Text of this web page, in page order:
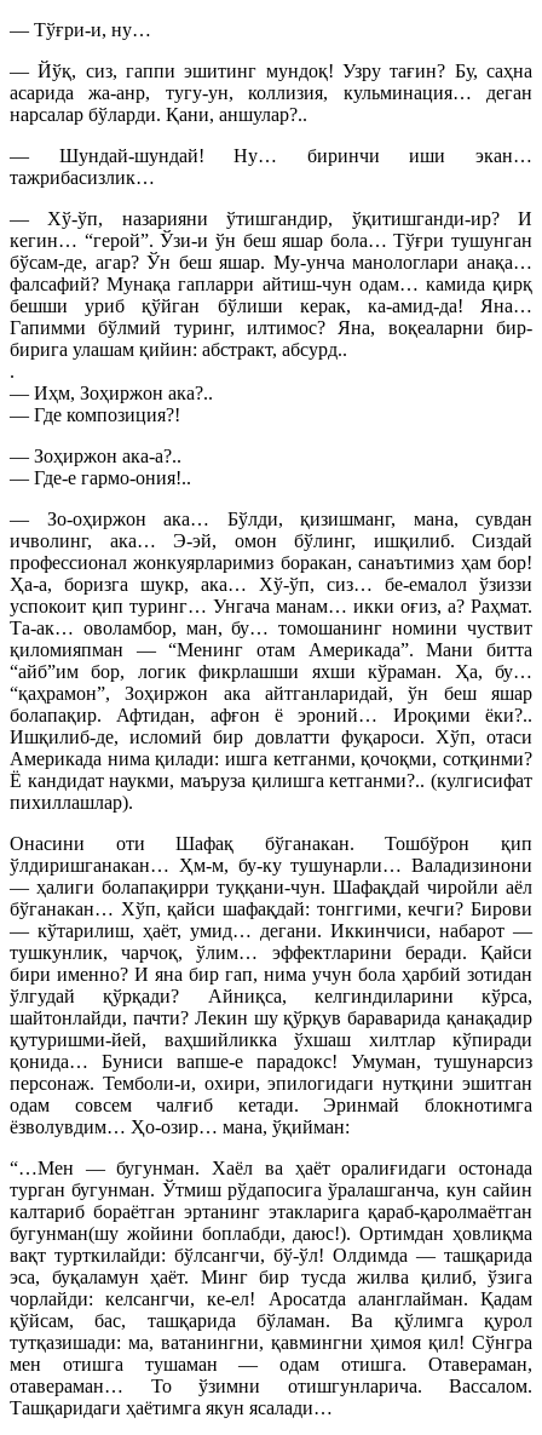
— Тўғри-и, ну…
— Йўқ, сиз, гаппи эшитинг мундоқ! Узру тағин? Бу, саҳна
асарида жа-анр, тугу-ун, коллизия, кульминация… деган
нарсалар бўларди. Қани, аншулар?..
— Шундай-шундай! Ну… биринчи иши экан…
тажрибасизлик…
— Хў-ўп, назарияни ўтишгандир, ўқитишганди-ир? И
кегин… “герой”. Ўзи-и ўн беш яшар бола… Тўғри тушунган
бўсам-де, агар? Ўн беш яшар. Му-унча манологлари анақа…
фалсафий? Мунақа гапларри айтиш-чун одам… камида қирқ
бешши уриб қўйган бўлиши керак, ка-амид-да! Яна…
Гапимми бўлмий туринг, илтимос? Яна, воқеаларни бир-
бирига улашам қийин: абстракт, абсурд..
.
— Иҳм, Зоҳиржон ака?..
— Где композиция?!
— Зоҳиржон ака-а?..
— Где-е гармо-ония!..
— Зо-оҳиржон ака… Бўлди, қизишманг, мана, сувдан
ичволинг, ака… Э-эй, омон бўлинг, ишқилиб. Сиздай
профессионал жонкуярларимиз боракан, санаътимиз ҳам бор!
Ҳа-а, боризга шукр, ака… Хў-ўп, сиз… бе-емалол ўзиззи
успокоит қип туринг… Унгача манам… икки оғиз, а? Раҳмат.
Та-ак… оволамбор, ман, бу… томошанинг номини чуствит
қиломияпман — “Менинг отам Америкада”. Мани битта
“айб”им бор, логик фикрлашши яхши кўраман. Ҳа, бу…
“қаҳрамон”, Зоҳиржон ака айтганларидай, ўн беш яшар
болапақир. Афтидан, афғон ё эроний… Ироқими ёки?..
Ишқилиб-де, исломий бир довлатти фуқароси. Хўп, отаси
Америкада нима қилади: ишга кетганми, қочоқми, сотқинми?
Ё кандидат наукми, маъруза қилишга кетганми?.. (кулгисифат
пихиллашлар).
Онасини оти Шафақ бўганакан. Тошбўрон қип
ўлдиришганакан… Ҳм-м, бу-ку тушунарли… Валадизинони
— ҳалиги болапақирри туққани-чун. Шафақдай чиройли аёл
бўганакан… Хўп, қайси шафақдай: тонггими, кечги? Бирови
— кўтарилиш, ҳаёт, умид… дегани. Иккинчиси, набарот —
тушкунлик, чарчоқ, ўлим… эффектларини беради. Қайси
бири именно? И яна бир гап, нима учун бола ҳарбий зотидан
ўлгудай қўрқади? Айниқса, келгиндиларини кўрса,
шайтонлайди, пачти? Лекин шу қўрқув бараварида қанақадир
қутуришми-йей, ваҳшийликка ўхшаш хилтлар кўпиради
қонида… Буниси вапше-е парадокс! Умуман, тушунарсиз
персонаж. Темболи-и, охири, эпилогидаги нутқини эшитган
одам совсем чалғиб кетади. Эринмай блокнотимга
ёзволувдим… Ҳо-озир… мана, ўқийман:
“…Мен — бугунман. Хаёл ва ҳаёт оралиғидаги остонада
турган бугунман. Ўтмиш рўдапосига ўралашганча, кун сайин
калтариб бораётган эртанинг этакларига қараб-қаролмаётган
бугунман(шу жойини боплабди, даюс!). Ортимдан ҳовлиқма
вақт турткилайди: бўлсангчи, бў-ўл! Олдимда — ташқарида
эса, буқаламун ҳаёт. Минг бир тусда жилва қилиб, ўзига
чорлайди: келсангчи, ке-ел! Аросатда аланглайман. Қадам
қўйсам, бас, ташқарида бўламан. Ва қўлимга қурол
тутқазишади: ма, ватанингни, қавмингни ҳимоя қил! Сўнгра
мен отишга тушаман — одам отишга. Отавераман,
отавераман… То ўзимни отишгунларича. Вассалом.
Ташқаридаги ҳаётимга якун ясалади…